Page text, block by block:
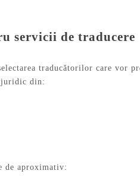
servicii de traducere
traducătorilor care vor
juridic din:
de aproximativ: